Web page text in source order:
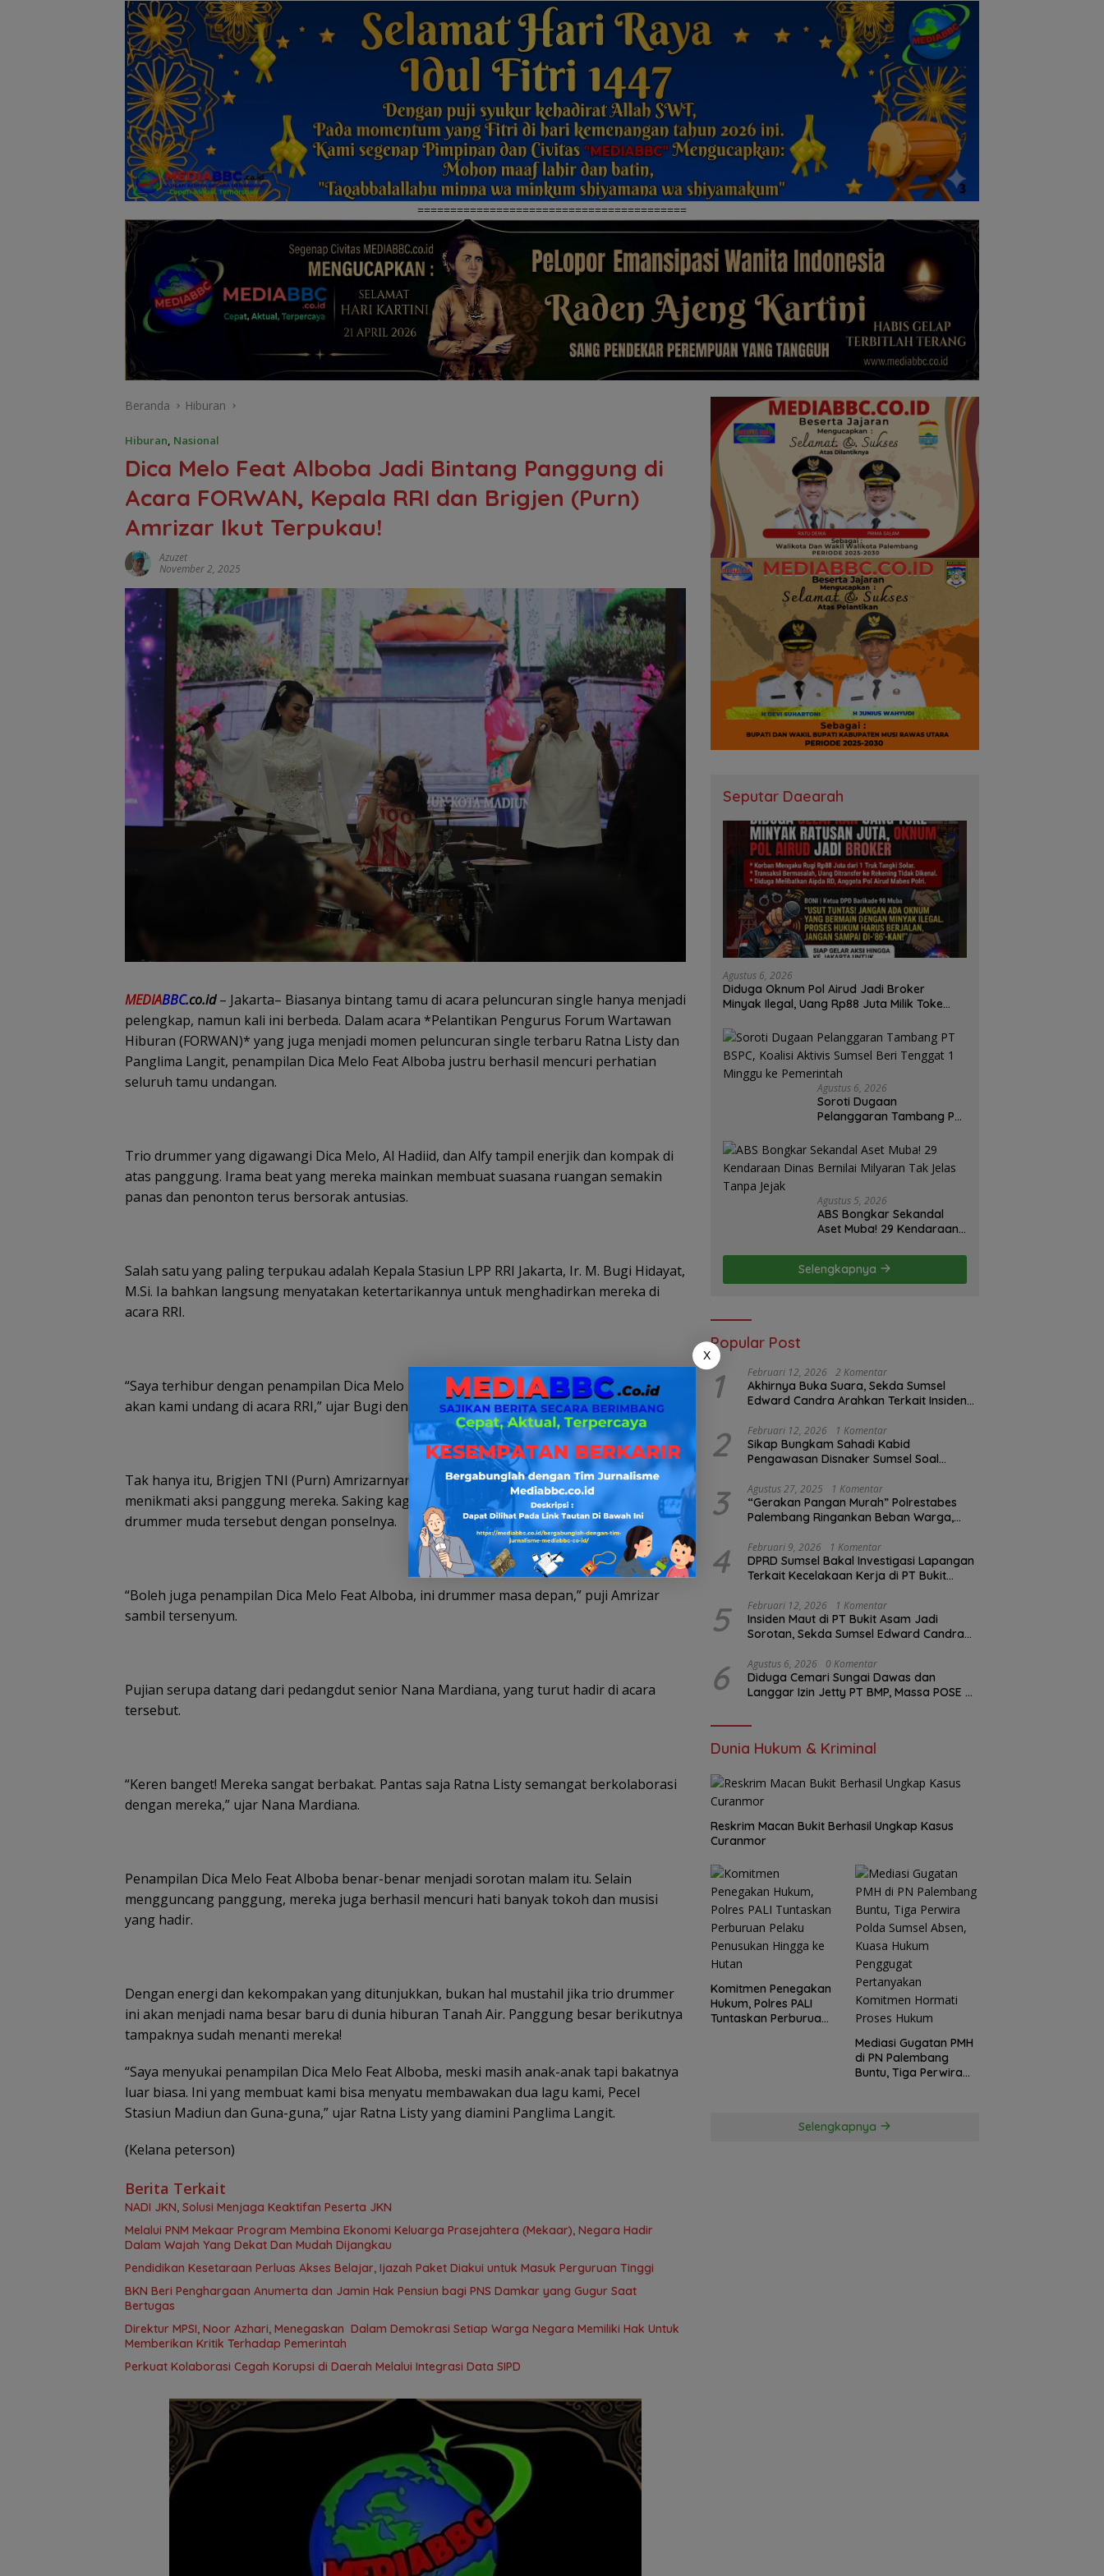
=========================================
Beranda Hiburan
Hiburan Nasional
Dica Melo Feat Alboba Jadi Bintang Panggung di
Acara FORWAN, Kepala RRI dan Brigjen (Purn)
Amrizar Ikut Terpukau!
Azuzet
November 2, 2025
MEDIABBC.co.id– Jakarta– Biasanya bintang tamu di acara peluncuran single hanya menjadi
pelengkap, namun kali ini berbeda. Dalam acara *Pelantikan Pengurus Forum Wartawan
Hiburan (FORWAN)* yang juga menjadi momen peluncuran single terbaru Ratna Listy dan
Panglima Langit, penampilan Dica Melo Feat Alboba justru berhasil mencuri perhatian
seluruh tamu undangan.
Trio drummer yang digawangi Dica Melo, Al Hadiid, dan Alfy tampil enerjik dan kompak di
atas panggung. Irama beat yang mereka mainkan membuat suasana ruangan semakin
panas dan penonton terus bersorak antusias.
Salah satu yang paling terpukau adalah Kepala Stasiun LPP RRI Jakarta, Ir. M. Bugi Hidayat,
M.Si. Ia bahkan langsung menyatakan ketertarikannya untuk menghadirkan mereka di
acara RRI.
“Saya terhibur dengan penampilan Dica Melo Feat Alboba. Penampilannya keren, nanti
akan kami undang di acara RRI,” ujar Bugi dengan penuh semangat.
Tak hanya itu, Brigjen TNI (Purn) Amrizarnyang juga dikenal sebagai musisi turut
menikmati aksi panggung mereka. Saking kagumnya, ia bahkan merekam penampilan trio
drummer muda tersebut dengan ponselnya.
“Boleh juga penampilan Dica Melo Feat Alboba, ini drummer masa depan,” puji Amrizar
sambil tersenyum.
Pujian serupa datang dari pedangdut senior Nana Mardiana, yang turut hadir di acara
tersebut.
“Keren banget! Mereka sangat berbakat. Pantas saja Ratna Listy semangat berkolaborasi
dengan mereka,” ujar Nana Mardiana.
Penampilan Dica Melo Feat Alboba benar-benar menjadi sorotan malam itu. Selain
mengguncang panggung, mereka juga berhasil mencuri hati banyak tokoh dan musisi
yang hadir.
Dengan energi dan kekompakan yang ditunjukkan, bukan hal mustahil jika trio drummer
ini akan menjadi nama besar baru di dunia hiburan Tanah Air. Panggung besar berikutnya
tampaknya sudah menanti mereka!
“Saya menyukai penampilan Dica Melo Feat Alboba, meski masih anak-anak tapi bakatnya
luar biasa. Ini yang membuat kami bisa menyatu membawakan dua lagu kami, Pecel
Stasiun Madiun dan Guna-guna,” ujar Ratna Listy yang diamini Panglima Langit.
(Kelana peterson)
Berita Terkait
NADI JKN, Solusi Menjaga Keaktifan Peserta JKN
Melalui PNM Mekaar Program Membina Ekonomi Keluarga Prasejahtera (Mekaar), Negara Hadir
Dalam Wajah Yang Dekat Dan Mudah Dijangkau
Pendidikan Kesetaraan Perluas Akses Belajar, Ijazah Paket Diakui untuk Masuk Perguruan Tinggi
BKN Beri Penghargaan Anumerta dan Jamin Hak Pensiun bagi PNS Damkar yang Gugur Saat
Bertugas
Direktur MPSI, Noor Azhari, Menegaskan Dalam Demokrasi Setiap Warga Negara Memiliki Hak Untuk
Memberikan Kritik Terhadap Pemerintah
Perkuat Kolaborasi Cegah Korupsi di Daerah Melalui Integrasi Data SIPD
Seputar Daearah
Agustus 6, 2026
Diduga Oknum Pol Airud Jadi Broker
Minyak Ilegal, Uang Rp88 Juta Milik Toke
Agustus 6, 2026
Soroti Dugaan
Pelanggaran Tambang PT
Sumsel Beri Tenggat 1
Minggu ke Pemerintah
Agustus 5, 2026
ABS Bongkar Sekandal
Aset Muba! 29 Kendaraan
Jelas Tanpa Jejak
Selengkapnya
Popular Post
1 Februari 12, 2026 2 Komentar
Akhirnya Buka Suara, Sekda Sumsel
Edward Candra Arahkan Terkait Insiden
2 Februari 12, 2026 1 Komentar
Sikap Bungkam Sahadi Kabid
Pengawasan Disnaker Sumsel Soal
Pengawasan K3?
3 Agustus 27, 2025 1 Komentar
“Gerakan Pangan Murah” Polrestabes
Palembang Ringankan Beban Warga,
4 Februari 9, 2026 1 Komentar
DPRD Sumsel Bakal Investigasi Lapangan
Terkait Kecelakaan Kerja di PT Bukit
5 Februari 12, 2026 1 Komentar
Insiden Maut di PT Bukit Asam Jadi
Sorotan, Sekda Sumsel Edward Candra
6 Agustus 6, 2026 0 Komentar
Diduga Cemari Sungai Dawas dan
Langgar Izin Jetty PT BMP, Massa POSE RI
Pengusutan Tuntas
Dunia Hukum & Kriminal
Reskrim Macan Bukit Berhasil Ungkap Kasus
Curanmor
Komitmen Penegakan
Hukum, Polres PALI
Tuntaskan Perburuan
Mediasi Gugatan PMH
di PN Palembang
Buntu, Tiga Perwira
Pertanyakan
Selengkapnya
X